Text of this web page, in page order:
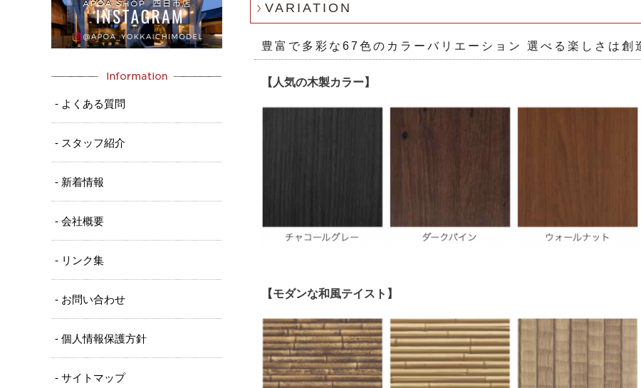
VARIATION
豊富で多彩な67色のカラーバリエーション 選べる楽しさは創
【人気の木製カラー】
【モダンな和風テイスト】
- よくある質問
- スタッフ紹介
- 新着情報
- 会社概要
- リンク集
- お問い合わせ
- 個人情報保護方針
- サイトマップ